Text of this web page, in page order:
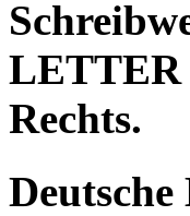
LETTER
Rechts.
Deutsche